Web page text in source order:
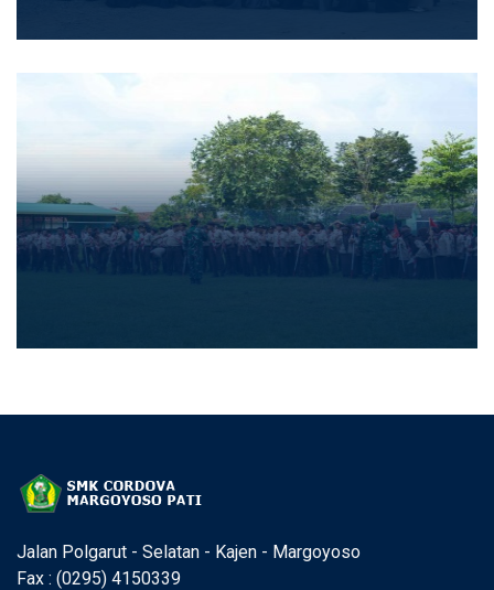
Foto Kegiatan
Foto Kegiatan
Kegiatan Pramuka
Jalan Polgarut - Selatan - Kajen - Margoyoso
Fax : (0295) 4150339